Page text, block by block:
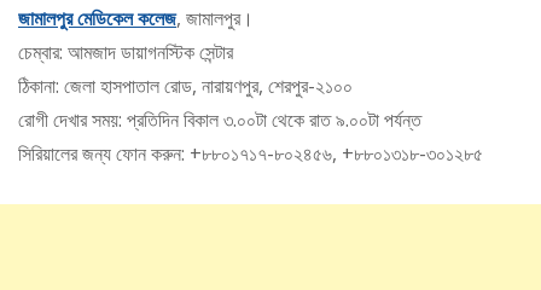
জামালপুর মেডিকেল কলেজ, জামালপুর।
চেম্বার: আমজাদ ডায়াগনস্টিক সেন্টার
ঠিকানা: জেলা হাসপাতাল রোড, নারায়ণপুর, শেরপুর-২১০০
রোগী দেখার সময়: প্রতিদিন বিকাল ৩.০০টা থেকে রাত ৯.০০টা পর্যন্ত
সিরিয়ালের জন্য ফোন করুন: +৮৮০১৭১৭-৮০২৪৫৬, +৮৮০১৩১৮-৩০১২৮৫